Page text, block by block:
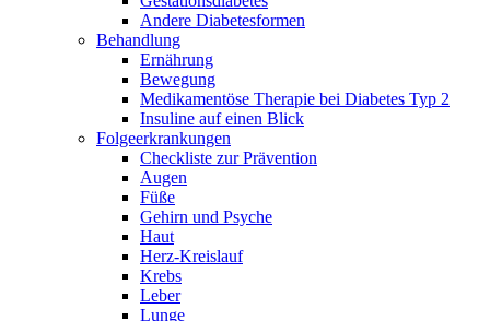
Andere Diabetesformen
Behandlung
Ernährung
Bewegung
Medikamentöse Therapie bei Diabetes Typ 2
Insuline auf einen Blick
Folgeerkrankungen
Checkliste zur Prävention
Augen
Füße
Gehirn und Psyche
Haut
Herz-Kreislauf
Krebs
Leber
Lunge